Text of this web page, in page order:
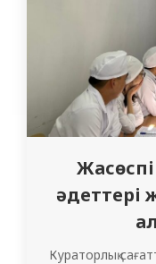
әдеттері
Кураторлық